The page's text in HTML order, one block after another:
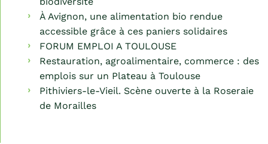
À Avignon, une alimentation bio rendue
accessible grâce à ces paniers solidaires
FORUM EMPLOI A TOULOUSE
Restauration, agroalimentaire, commerce : des
emplois sur un Plateau à Toulouse
Pithiviers-le-Vieil. Scène ouverte à la Roseraie
de Morailles